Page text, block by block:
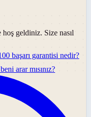
geldiniz. Size nasıl
başarı garantisi nedir?
arar mısınız?